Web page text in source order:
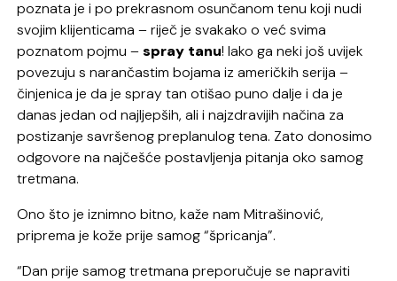
poznata je i po prekrasnom osunčanom tenu koji nudi
svojim klijenticama – riječ je svakako o već svima
poznatom pojmu –spray tanu! Iako ga neki još uvijek
povezuju s narančastim bojama iz američkih serija –
činjenica je da je spray tan otišao puno dalje i da je
danas jedan od najljepših, ali i najzdravijih načina za
postizanje savršenog preplanulog tena. Zato donosimo
odgovore na najčešće postavljenja pitanja oko samog
tretmana.
Ono što je iznimno bitno, kaže nam Mitrašinović,
priprema je kože prije samog “špricanja”.
“Dan prije samog tretmana preporučuje se napraviti